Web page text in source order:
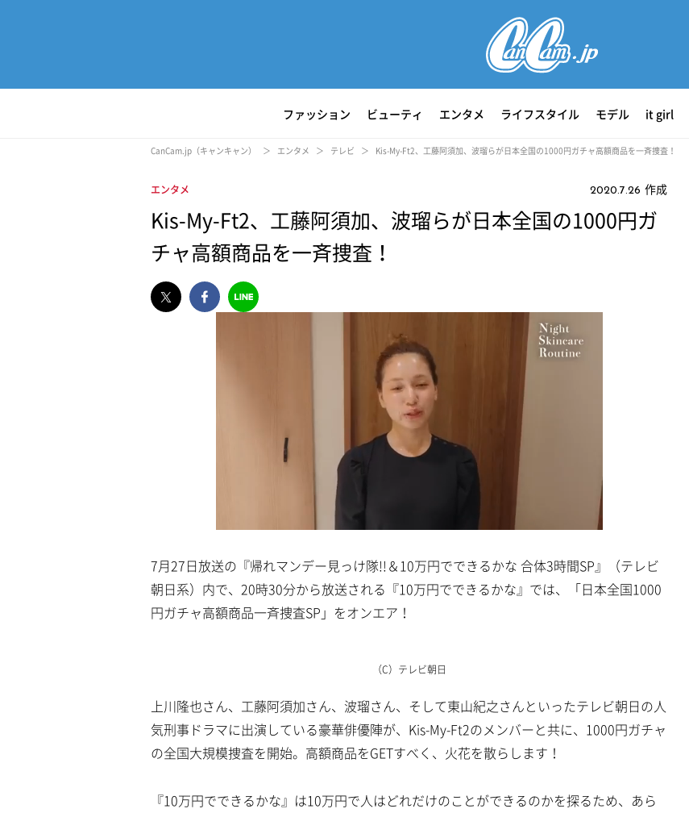
ファッション ビューティ エンタメ ライフスタイル モデル it girl
CanCam.jp（キャンキャン） エンタメ テレビ Kis-My-Ft2、工藤阿須加、波瑠らが日本全国の1000円ガチャ高額商品を一斉捜査！
エンタメ 2020.7.26 作成
Kis-My-Ft2、工藤阿須加、波瑠らが日本全国の1000円ガ
チャ高額商品を一斉捜査！
7月27日放送の『帰れマンデー見っけ隊!!＆10万円でできるかな 合体3時間SP』（テレビ
朝日系）内で、20時30分から放送される『10万円でできるかな』では、「日本全国1000
円ガチャ高額商品一斉捜査SP」をオンエア！
（C）テレビ朝日
上川隆也さん、工藤阿須加さん、波瑠さん、そして東山紀之さんといったテレビ朝日の人
気刑事ドラマに出演している豪華俳優陣が、Kis-My-Ft2のメンバーと共に、1000円ガチャ
の全国大規模捜査を開始。高額商品をGETすべく、火花を散らします！
『10万円でできるかな』は10万円で人はどれだけのことができるのかを探るため、あら